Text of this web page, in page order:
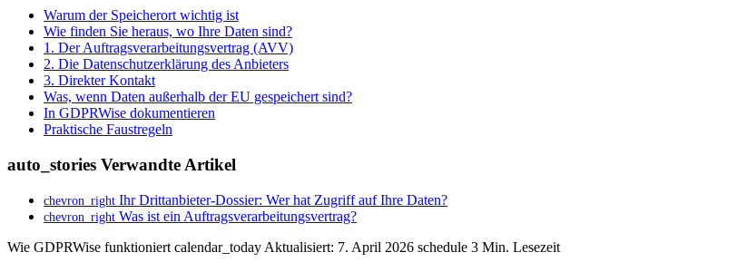
Warum der Speicherort wichtig ist
Wie finden Sie heraus, wo Ihre Daten sind?
1. Der Auftragsverarbeitungsvertrag (AVV)
2. Die Datenschutzerklärung des Anbieters
3. Direkter Kontakt
Was, wenn Daten außerhalb der EU gespeichert sind?
In GDPRWise dokumentieren
Praktische Faustregeln
auto_stories Verwandte Artikel
chevron_right Ihr Drittanbieter-Dossier: Wer hat Zugriff auf Ihre Daten?
chevron_right Was ist ein Auftragsverarbeitungsvertrag?
Wie GDPRWise funktioniert calendar_today Aktualisiert: 7. April 2026 schedule 3 Min. Lesezeit